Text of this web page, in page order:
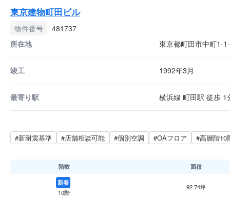
東京建物町田ビル
物件番号
481737
所在地
東京都町田市中町1-
竣工 1992年3月
最寄り駅 横浜線 町田駅 徒歩 1
#新耐震基準 #店舗相談可能 #個別空調 #OAフロア #高層階10
階数 面積
新着
10階
92.74坪